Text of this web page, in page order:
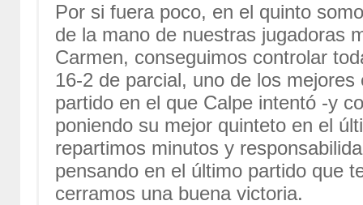
Por si fuera poco, en el quinto
de la mano de nuestras jugadoras
Carmen, conseguimos controlar
16-2 de parcial, uno de los
partido en el que Calpe intentó -y
poniendo su mejor quinteto en el
repartimos minutos y
pensando en el último partido que
cerramos una buena victoria.